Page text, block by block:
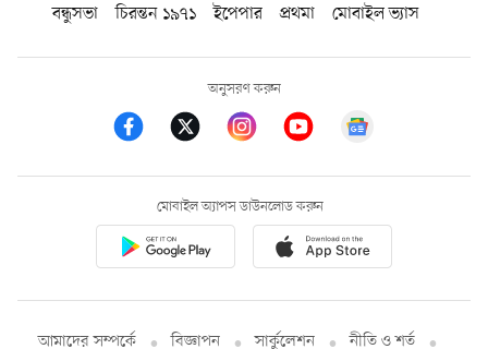
বন্ধুসভা
চিরন্তন ১৯৭১ ইপেপার প্রথমা মোবাইল ভ্যাস
অনুসরণ করুন
মোবাইল অ্যাপস ডাউনলোড করুন
আমাদের সম্পর্কে বিজ্ঞাপন সার্কুলেশন নীতি ও শর্ত